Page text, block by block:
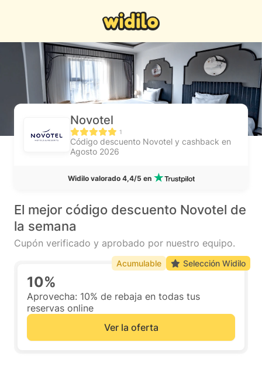
Novotel
1
Código descuento Novotel y cashback en
Agosto 2026
Widilo valorado 4,4/5 en
El mejor código descuento Novotel de
la semana
Cupón verificado y aprobado por nuestro equipo.
10%
Aprovecha: 10% de rebaja en todas tus
reservas online
Ver la oferta
Acumulable Selección Widilo